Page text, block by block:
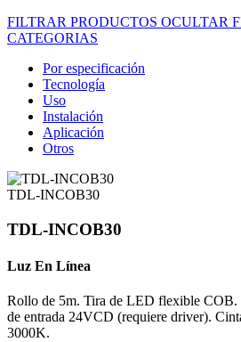
FILTRAR PRODUCTOS OCULTAR
CATEGORIAS
Por especificación
Tecnología
Uso
Instalación
Aplicación
Otros
TDL-INCOB30
TDL-INCOB30
Luz En Línea
Rollo de 5m. Tira de LED flexible COB.
de entrada 24VCD (requiere driver).
3000K.